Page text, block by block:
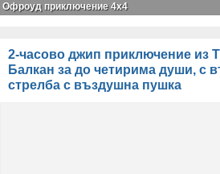
Офроуд приключение 4x4
2-часово джип приключение из
Балкан за до четирима души, с
стрелба с въздушна пушка